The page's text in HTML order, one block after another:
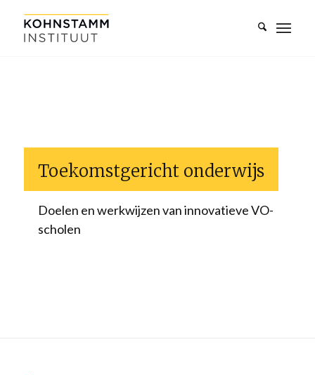
Toekomstgericht onderwijs
Doelen en werkwijzen van innovatieve VO-
scholen